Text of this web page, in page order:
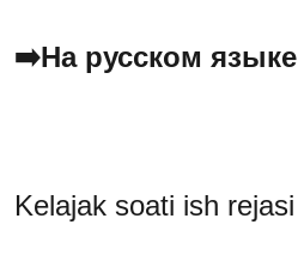
➡️На русском языке
Kelajak soati ish rejasi